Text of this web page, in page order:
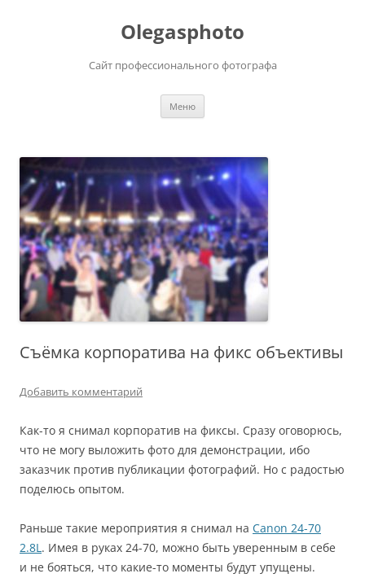
Olegasphoto
Сайт профессионального фотографа
Меню
Съёмка корпоратива на фикс объективы
Добавить комментарий
Как-то я снимал корпоратив на фиксы. Сразу оговорюсь,
что не могу выложить фото для демонстрации, ибо
заказчик против публикации фотографий. Но с радостью
поделюсь опытом.
Раньше такие мероприятия я снимал на Canon 24-70
2.8L. Имея в руках 24-70, можно быть уверенным в себе
и не бояться, что какие-то моменты будут упущены.